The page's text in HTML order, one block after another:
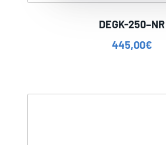
DEGK-250–NR
445,00€